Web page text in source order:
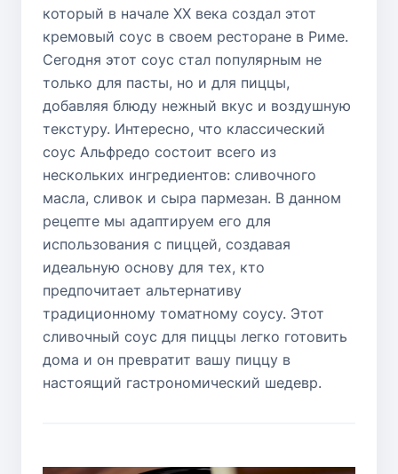
который в начале XX века создал этот
кремовый соус в своем ресторане в Риме.
Сегодня этот соус стал популярным не
только для пасты, но и для пиццы,
добавляя блюду нежный вкус и воздушную
текстуру. Интересно, что классический
соус Альфредо состоит всего из
нескольких ингредиентов: сливочного
масла, сливок и сыра пармезан. В данном
рецепте мы адаптируем его для
использования с пиццей, создавая
идеальную основу для тех, кто
предпочитает альтернативу
традиционному томатному соусу. Этот
сливочный соус для пиццы легко готовить
дома и он превратит вашу пиццу в
настоящий гастрономический шедевр.